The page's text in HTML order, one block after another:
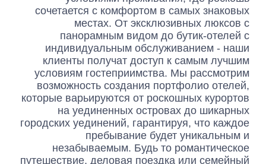
сочетается с комфортом в самых знаковых
местах. От эксклюзивных люксов с
панорамным видом до бутик-отелей с
индивидуальным обслуживанием - наши
клиенты получат доступ к самым лучшим
условиям гостеприимства. Мы рассмотрим
возможность создания портфолио отелей,
которые варьируются от роскошных курортов
на уединенных островах до шикарных
городских уединений, гарантируя, что каждое
пребывание будет уникальным и
незабываемым. Будь то романтическое
путешествие, деловая поездка или семейный